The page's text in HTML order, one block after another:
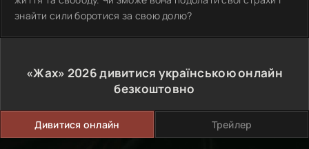
знайти сили боротися за свою долю?
«Жах» 2026дивитися українською онлайн
безкоштовно
Дивитися онлайн Трейлер